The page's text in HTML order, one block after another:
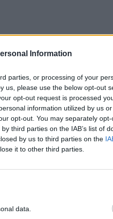
Information
parties, or processing of your
us, please use the below opt-out
opt-out request is processed
information utilized by us
opt-out. You may separately
third parties on the IAB’s list of
by us to third parties on the
it to other third parties.
data.
som henholdsvis ordfører- og